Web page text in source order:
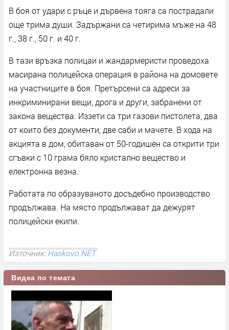
В боя от удари с ръце и дървена тояга са пострадали
още трима души. Задържани са четирима мъже на 48
г., 38 г., 50 г. и 40 г.
В тази връзка полицаи и жандармеристи проведоха
масирана полицейска операция в района на домовете
на участниците в боя. Претърсени са адреси за
инкриминирани вещи, дрога и други, забранени от
закона вещества. Иззети са три газови пистолета, два
от които без документи, две саби и мачете. В хода на
акцията в дом, обитаван от 50-годишен са открити три
сгъвки с 10 грама бяло кристално вещество и
електронна везна.
Работата по образуваното досъдебно производство
продължава. На място продължават да дежурят
полицейски екипи.
Източник:Haskovo.NET
Видеа по темата